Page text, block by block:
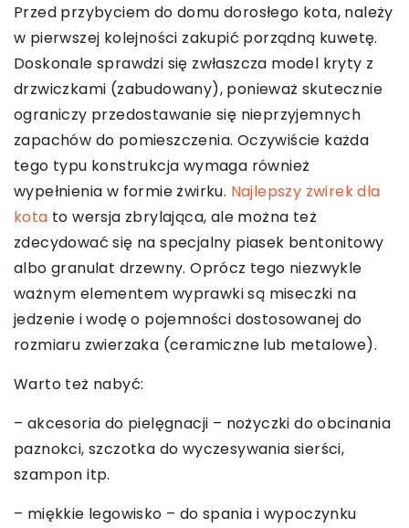
Przed przybyciem do domu dorosłego kota, należy
w pierwszej kolejności zakupić porządną kuwetę.
Doskonale sprawdzi się zwłaszcza model kryty z
drzwiczkami (zabudowany), ponieważ skutecznie
ograniczy przedostawanie się nieprzyjemnych
zapachów do pomieszczenia. Oczywiście każda
tego typu konstrukcja wymaga również
wypełnienia w formie żwirku. Najlepszy żwirek dla
kota to wersja zbrylająca, ale można też
zdecydować się na specjalny piasek bentonitowy
albo granulat drzewny. Oprócz tego niezwykle
ważnym elementem wyprawki są miseczki na
jedzenie i wodę o pojemności dostosowanej do
rozmiaru zwierzaka (ceramiczne lub metalowe).
Warto też nabyć:
– akcesoria do pielęgnacji – nożyczki do obcinania
paznokci, szczotka do wyczesywania sierści,
szampon itp.
– miękkie legowisko – do spania i wypoczynku